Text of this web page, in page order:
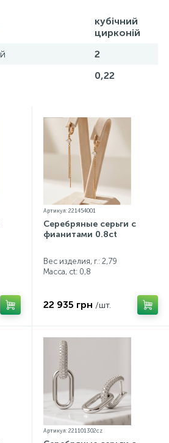
кубічний
цирконій
2
0,22
Артикул: 221454001
Серебряные серьги с
фианитами 0.8ct
Вес изделия, г.: 2,79
Масса, ct: 0,8
22 935 грн /шт.
Артикул: 221101302cz